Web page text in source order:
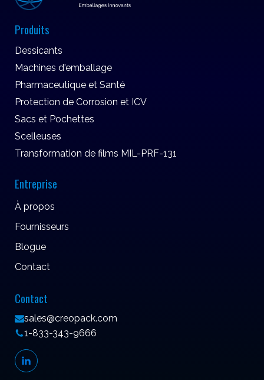
Produits
Dessicants
Machines d'emballage
Pharmaceutique et Santé
Protection de Corrosion et ICV
Sacs et Pochettes
Scelleuses
Transformation de films MIL-PRF-131
Entreprise
À propos
Fournisseurs
Blogue
Contact
Contact
sales@creopack.com
1-833-343-9666